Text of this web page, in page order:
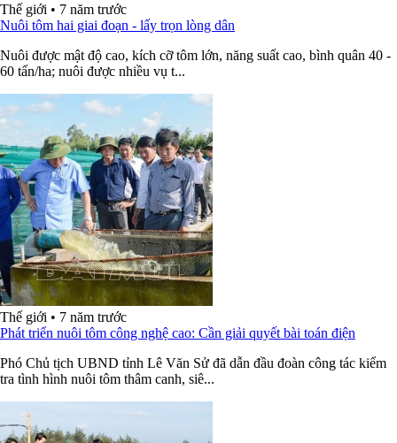
Thế giới • 7 năm trước
Nuôi tôm hai giai đoạn - lấy trọn lòng dân
Nuôi được mật độ cao, kích cỡ tôm lớn, năng suất cao, bình quân 40 -
60 tấn/ha; nuôi được nhiều vụ t...
Thế giới • 7 năm trước
Phát triển nuôi tôm công nghệ cao: Cần giải quyết bài toán điện
Phó Chủ tịch UBND tỉnh Lê Văn Sử đã dẫn đầu đoàn công tác kiểm
tra tình hình nuôi tôm thâm canh, siê...